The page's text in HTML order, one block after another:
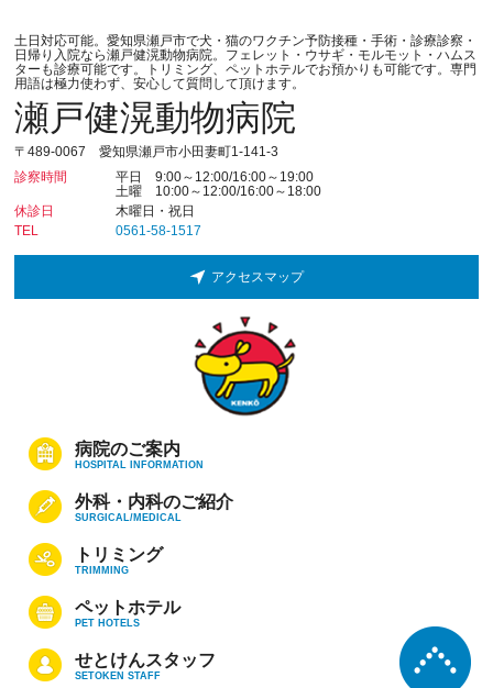
土日対応可能。愛知県瀬戸市で犬・猫のワクチン予防接種・手術・診療診察・
日帰り入院なら瀬戸健滉動物病院。フェレット・ウサギ・モルモット・ハムス
ターも診療可能です。トリミング、ペットホテルでお預かりも可能です。専門
用語は極力使わず、安心して質問して頂けます。
瀬戸健滉動物病院
〒489-0067 愛知県瀬戸市小田妻町1-141-3
診察時間
平日 9:00～12:00/16:00～19:00
土曜 10:00～12:00/16:00～18:00
休診日
木曜日・祝日
TEL
0561-58-1517
アクセスマップ
病院のご案内
HOSPITAL INFORMATION
外科・内科のご紹介
SURGICAL/MEDICAL
トリミング
TRIMMING
ペットホテル
PET HOTELS
せとけんスタッフ
SETOKEN STAFF